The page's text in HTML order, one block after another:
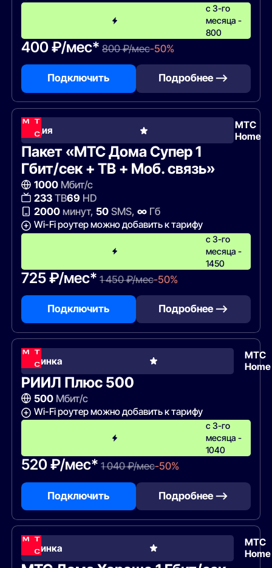
c 3-го
месяца -
800
400 ₽/мес* 800 ₽/мес-50%
Подключить Подробнее —>
Акция
МТС
Home
Пакет «МТС Дома Супер 1
Гбит/сек + ТВ + Моб. связь»
1000Мбит/с
233ТВ69 HD
2000минут, 50SMS, ∞Гб
Wi-Fi роутер можно добавить к тарифу
с 3-го
месяца -
1450
725 ₽/мес* 1 450 ₽/мес-50%
Подключить Подробнее —>
Новинка
МТС
Home
РИИЛ Плюс 500
500Мбит/с
Wi-Fi роутер можно добавить к тарифу
c 3-го
месяца -
1040
520 ₽/мес* 1 040 ₽/мес-50%
Подключить Подробнее —>
Новинка
МТС
Home